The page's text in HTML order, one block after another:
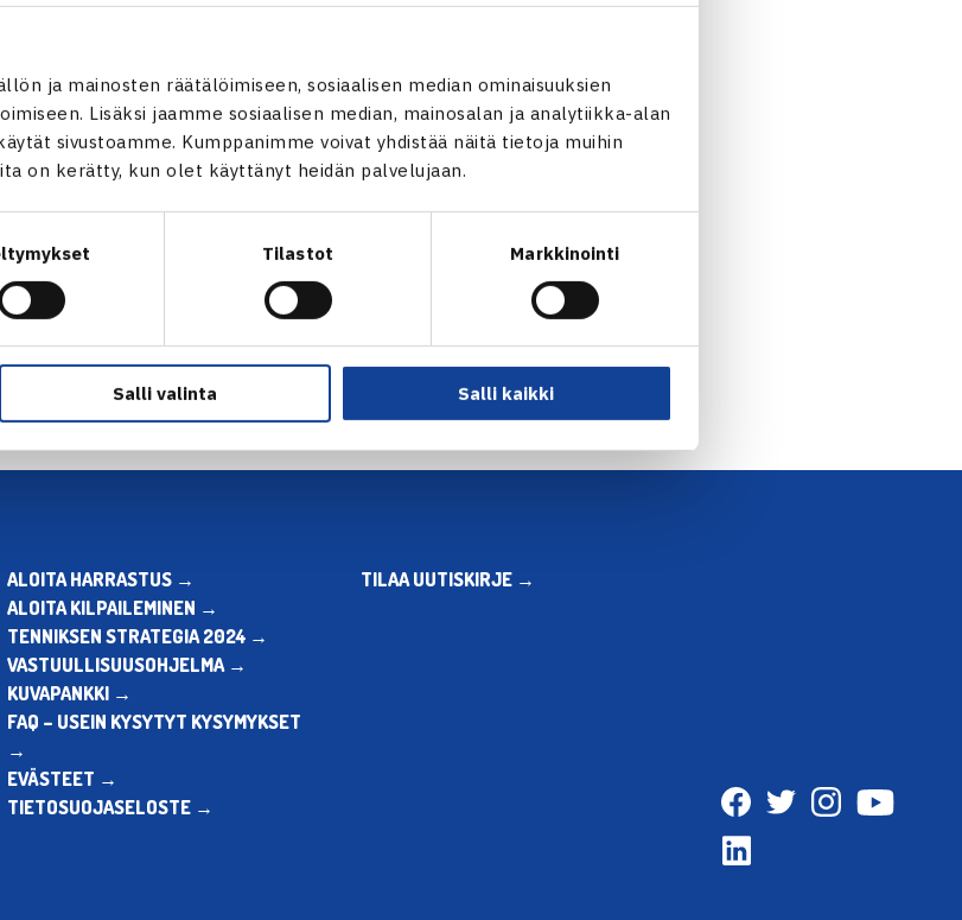
ja mainosten räätälöimiseen, sosiaalisen median ominaisuuksien
Lisäksi jaamme sosiaalisen median, mainosalan ja analytiikka-alan
sivustoamme. Kumppanimme voivat yhdistää näitä tietoja muihin
on kerätty, kun olet käyttänyt heidän palvelujaan.
Tilastot Markkinointi
Salli valinta Salli kaikki
ALOITA HARRASTUS →
ALOITA KILPAILEMINEN →
TENNIKSEN STRATEGIA 2024 →
VASTUULLISUUSOHJELMA →
KUVAPANKKI →
FAQ – USEIN KYSYTYT KYSYMYKSET
→
EVÄSTEET →
TIETOSUOJASELOSTE →
TILAA UUTISKIRJE →